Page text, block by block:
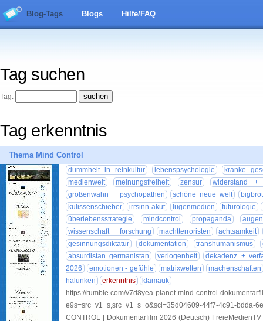
Blog-Tags Blogs Hilfe/FAQ
Tag suchen
Tag:
Tag erkenntnis
Thema Mind Control
dummheit in reinkultur lebenspsychologie
kranke
medienwelt
meinungsfreiheit zensur
widerstand +
größenwahn + psychopathen
schöne neue welt
kulissenschieber
irrsinn akut lügenmedien futurologie
überlebensstrategie
mindcontrol propaganda
wissenschaft + forschung
machtterroristen
achtsamkeit
gesinnungsdiktatur
dokumentation transhumanismus
absurdistan germanistan
verlogenheit
dekadenz +
2026
emotionen - gefühle matrixwelten
machenschaften
halunken
erkenntnis
klamauk
https://rumble.com/v7d8yea-planet-mind-control-
e9s=src_v1_s,src_v1_s_o&sci=35d04609-44f7-4c91-
CONTROL | Dokumentarfilm 2026 (Deutsch)